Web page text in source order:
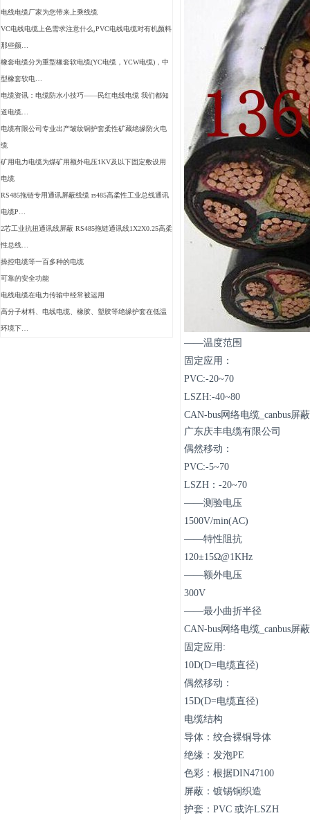
电线电缆厂家为您带来上乘线缆
VC电线电缆上色需求注意什么,PVC电线电缆对有机颜料
那些颜…
橡套电缆分为重型橡套软电缆(YC电缆，YCW电缆)，中
型橡套软电…
电缆资讯：电缆防水小技巧——民红电线电缆 我们都知
道电缆…
电缆有限公司专业出产皱纹铜护套柔性矿藏绝缘防火电
缆
矿用电力电缆为煤矿用额外电压1KV及以下固定敷设用
电缆
RS485拖链专用通讯屏蔽线缆 rs485高柔性工业总线通讯
电缆P…
2芯工业抗扭通讯线屏蔽 RS485拖链通讯线1X2X0.25高柔
性总线…
操控电缆等一百多种的电缆
可靠的安全功能
电线电缆在电力传输中经常被运用
高分子材料、电线电缆、橡胶、塑胶等绝缘护套在低温
环境下…
——温度范围
固定应用：
PVC:-20~70
LSZH:-40~80
CAN-bus网络电缆_canbus屏
广东庆丰电缆有限公司
偶然移动：
PVC:-5~70
LSZH：-20~70
——测验电压
1500V/min(AC)
——特性阻抗
120±15Ω@1KHz
——额外电压
300V
——最小曲折半径
CAN-bus网络电缆_canbus屏
固定应用:
10D(D=电缆直径)
偶然移动：
15D(D=电缆直径)
电缆结构
导体：绞合裸铜导体
绝缘：发泡PE
色彩：根据DIN47100
屏蔽：镀锡铜织造
护套：PVC 或许LSZH